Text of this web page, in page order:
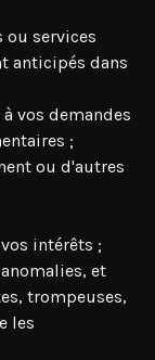
services
anticipés dans
vos demandes
;
ou d'autres
intérêts ;
et
trompeuses,
les